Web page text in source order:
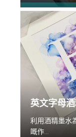
英文字母
利用酒精墨水
嘅作...